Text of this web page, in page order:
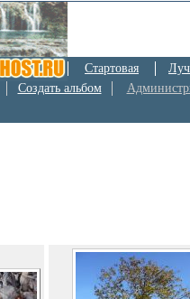
Стартовая
Создать альбом